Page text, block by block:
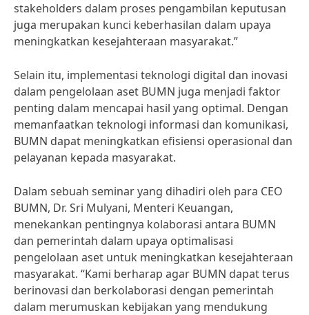
stakeholders dalam proses pengambilan keputusan
juga merupakan kunci keberhasilan dalam upaya
meningkatkan kesejahteraan masyarakat.”
Selain itu, implementasi teknologi digital dan inovasi
dalam pengelolaan aset BUMN juga menjadi faktor
penting dalam mencapai hasil yang optimal. Dengan
memanfaatkan teknologi informasi dan komunikasi,
BUMN dapat meningkatkan efisiensi operasional dan
pelayanan kepada masyarakat.
Dalam sebuah seminar yang dihadiri oleh para CEO
BUMN, Dr. Sri Mulyani, Menteri Keuangan,
menekankan pentingnya kolaborasi antara BUMN
dan pemerintah dalam upaya optimalisasi
pengelolaan aset untuk meningkatkan kesejahteraan
masyarakat. “Kami berharap agar BUMN dapat terus
berinovasi dan berkolaborasi dengan pemerintah
dalam merumuskan kebijakan yang mendukung